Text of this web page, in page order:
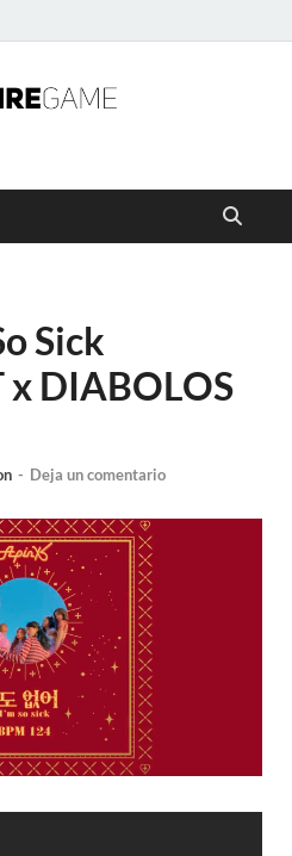
Sick
x DIABOLOS
- Deja un comentario